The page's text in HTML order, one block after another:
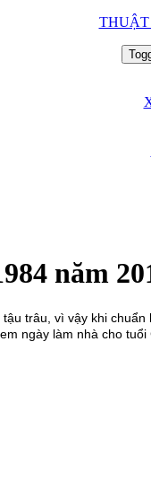
THUẬT
năm
trâu, vì vậy khi
ngày làm nhà cho